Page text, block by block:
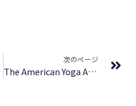
次のページ
The American Yoga Association Beginner’s Manual Fully Revised and Updated : Review